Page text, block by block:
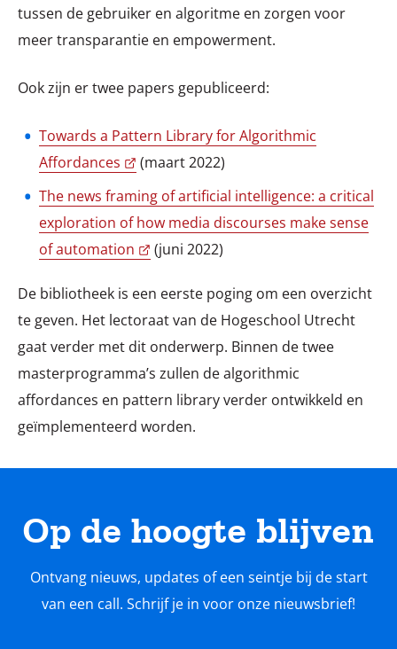
tussen de gebruiker en algoritme en zorgen voor
meer transparantie en empowerment.
Ook zijn er twee papers gepubliceerd:
Towards a Pattern Library for Algorithmic
Affordances
(maart 2022)
The news framing of artificial intelligence: a critical
exploration of how media discourses make sense
of automation
(juni 2022)
De bibliotheek is een eerste poging om een overzicht
te geven. Het lectoraat van de Hogeschool Utrecht
gaat verder met dit onderwerp. Binnen de twee
masterprogramma’s zullen de algorithmic
affordances en pattern library verder ontwikkeld en
geïmplementeerd worden.
Op de hoogte blijven
Ontvang nieuws, updates of een seintje bij de start
van een call. Schrijf je in voor onze nieuwsbrief!